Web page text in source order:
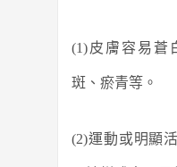
(1)皮膚容易蒼
斑、瘀青等。
(2)運動或明顯